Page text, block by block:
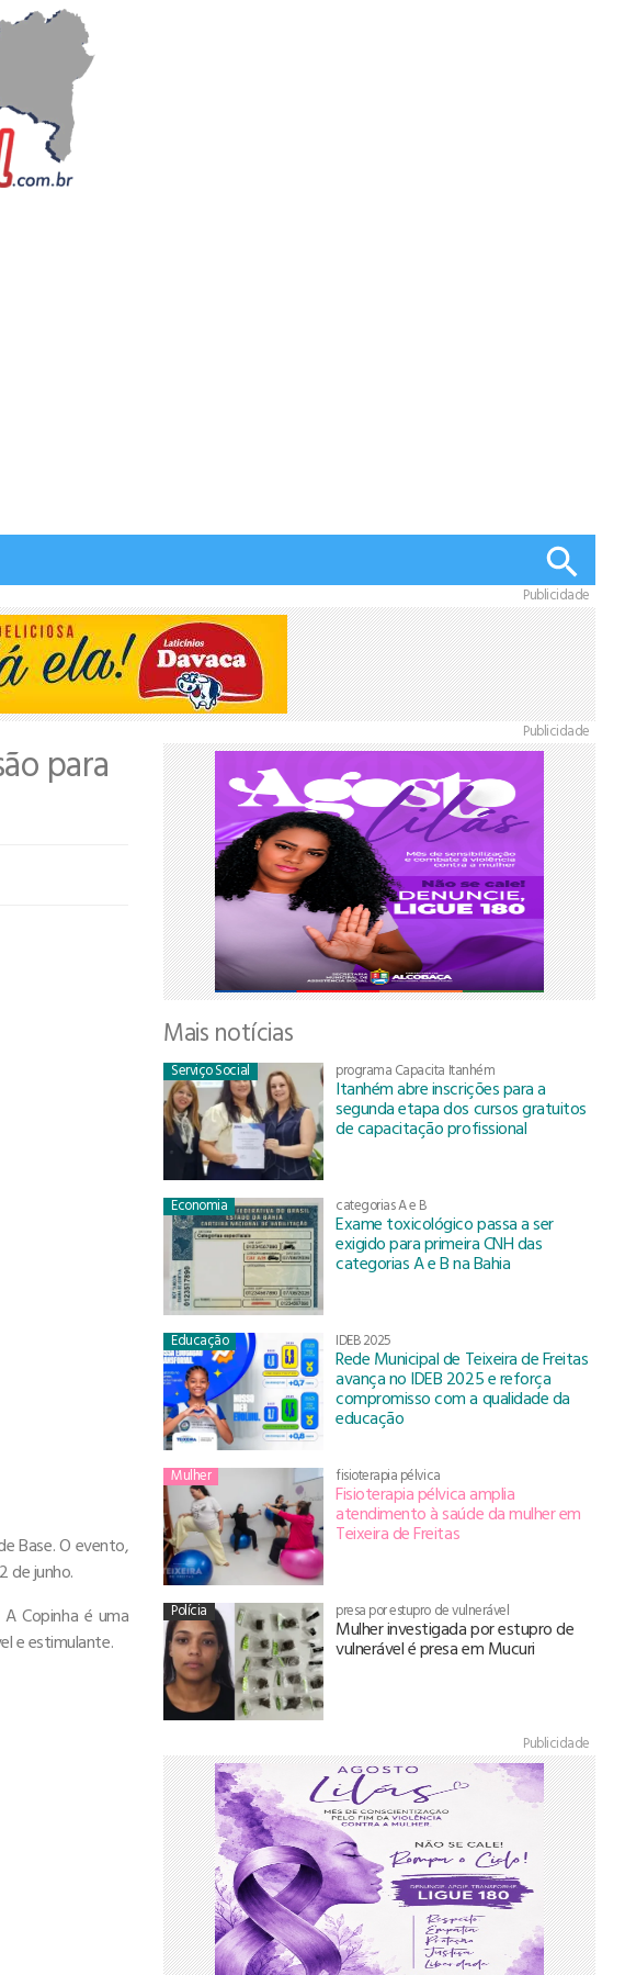
Publicidade
para
Base. O evento,
de junho.
Copinha é uma
e estimulante.
Publicidade
Mais notícias
Serviço Social programa Capacita Itanhém
Itanhém abre inscrições para a
segunda etapa dos cursos gratuitos
de capacitação profissional
Economia categorias A e B
Exame toxicológico passa a ser
exigido para primeira CNH das
categorias A e B na Bahia
Educação IDEB 2025
Rede Municipal de Teixeira de Freitas
avança no IDEB 2025 e reforça
compromisso com a qualidade da
educação
Mulher fisioterapia pélvica
Fisioterapia pélvica amplia
atendimento à saúde da mulher em
Teixeira de Freitas
Polícia presa por estupro de vulnerável
Mulher investigada por estupro de
vulnerável é presa em Mucuri
Publicidade